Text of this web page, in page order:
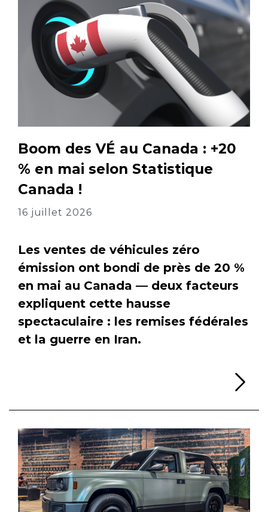
Boom des VÉ au Canada : +20
% en mai selon Statistique
Canada !
16 juillet 2026
Les ventes de véhicules zéro
émission ont bondi de près de 20 %
en mai au Canada — deux facteurs
expliquent cette hausse
spectaculaire : les remises fédérales
et la guerre en Iran.